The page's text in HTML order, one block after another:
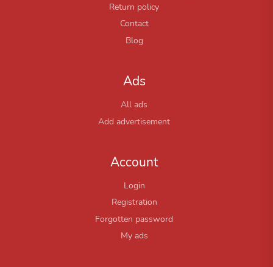
Return policy
Contact
Blog
Ads
All ads
Add advertisement
Account
Login
Registration
Forgotten password
My ads